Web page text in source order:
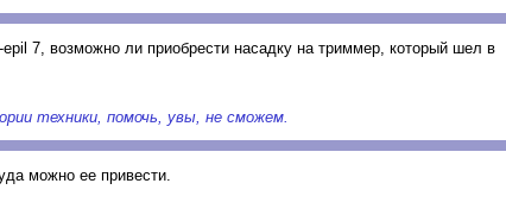
7, возможно ли приобрести насадку на триммер, который шел в
техники, помочь, увы, не сможем.
можно ее привести.